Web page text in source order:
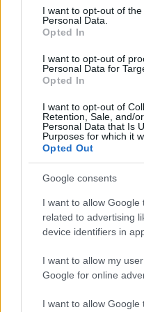
consent section.
I want to opt-out of
Personal Data.
Opted In
I want to opt-out of
Personal Data for
Opted In
I want to opt-out of
Retention, Sale, and/
Personal Data that Is
Purposes for which it
Opted Out
Google consents
I want to allow Google
related to advertising
device identifiers in
I want to allow my
Google for online
I want to allow Google
AUTOR
Staff